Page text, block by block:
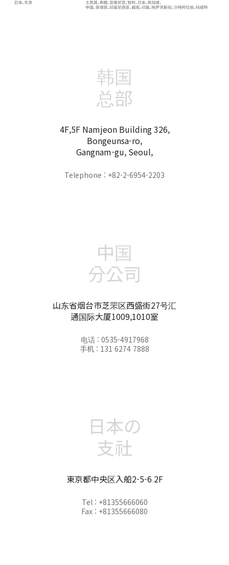
韩国
总部
4F,5F Namjeon Building 326,
Bongeunsa-ro,
Gangnam-gu, Seoul,
Telephone : +82-2-6954-2203
中国
分公司
山东省烟台市芝罘区西盛街27号汇
通国际大厦1009,1010室
电话 : 0535-4917968
手机 : 131 6274 7888
日本の
支社
東京都中央区入船2-5-6 2F
Tel : +81355666060
Fax : +81355666080